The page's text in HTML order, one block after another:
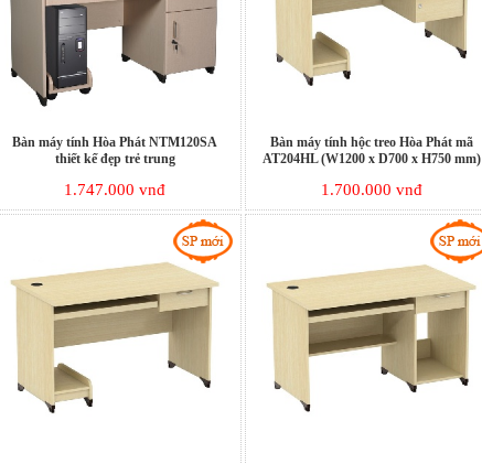
Bàn máy tính Hòa Phát NTM120SA
thiết kế đẹp trẻ trung
1.747.000 vnđ
Bàn máy tính hộc treo Hòa Phát mã
AT204HL (W1200 x D700 x H750 mm)
1.700.000 vnđ